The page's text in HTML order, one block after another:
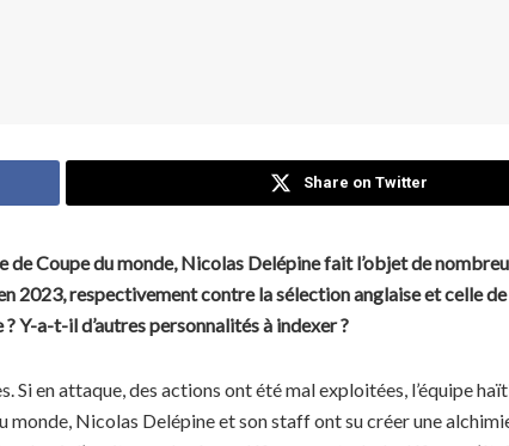
Share on Twitter
Coupe du monde, Nicolas Delépine fait l’objet de
respectivement contre la sélection anglaise et celle de
Y-a-t-il d’autres personnalités à indexer ?
en attaque, des actions ont été mal exploitées, l’équipe
Nicolas Delépine et son staff ont su créer une